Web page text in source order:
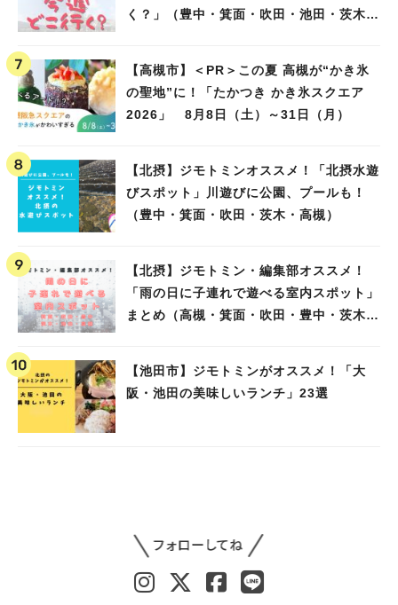
く？」（豊中・箕面・吹田・池田・茨木・
【高槻市】＜PR＞この夏 高槻が“かき氷
の聖地”に！「たかつき かき氷スクエア
2026」 8月8日（土）～31日（月）
【北摂】ジモトミンオススメ！「北摂水遊
びスポット」川遊びに公園、プールも！
（豊中・箕面・吹田・茨木・高槻）
【北摂】ジモトミン・編集部オススメ！
「雨の日に子連れで遊べる室内スポット」
まとめ（高槻・箕面・吹田・豊中・茨木・
【池田市】ジモトミンがオススメ！「大
阪・池田の美味しいランチ」23選